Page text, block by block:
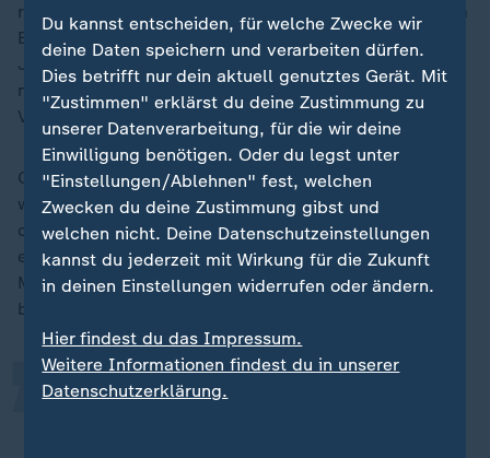
reden. Es gebe in der Tat ein paar Themen wie die vom
Bundesverfassungsgericht 2023 zementierte
Jährigkeit und Jährlichkeit der Haushaltsführung, die
man sich vornehmen könne, sagte der CDU-
Vorsitzende.
Ob man darüber hinaus den Rahmen ausweiten werde,
wisse er nicht. "Wir werden zunächst einmal darüber in
der Koalition Entscheidungen treffen." Ob es dann in
einem Gesetzgebungsverfahren die nötige Zweidrittel-
Mehrheit gebe, müsse man sehen. Der Kanzler
betonte:
Ich sehe uns nicht in Verhandlungen
„
Du kannst entscheiden, für welche Zwecke wir
deine Daten speichern und verarbeiten dürfen.
Dies betrifft nur dein aktuell genutztes Gerät. Mit
"Zustimmen" erklärst du deine Zustimmung zu
unserer Datenverarbeitung, für die wir deine
Einwilligung benötigen. Oder du legst unter
"Einstellungen/Ablehnen" fest, welchen
Zwecken du deine Zustimmung gibst und
welchen nicht. Deine Datenschutzeinstellungen
kannst du jederzeit mit Wirkung für die Zukunft
in deinen Einstellungen widerrufen oder ändern.
Hier findest du das Impressum.
Weitere Informationen findest du in unserer
Datenschutzerklärung.